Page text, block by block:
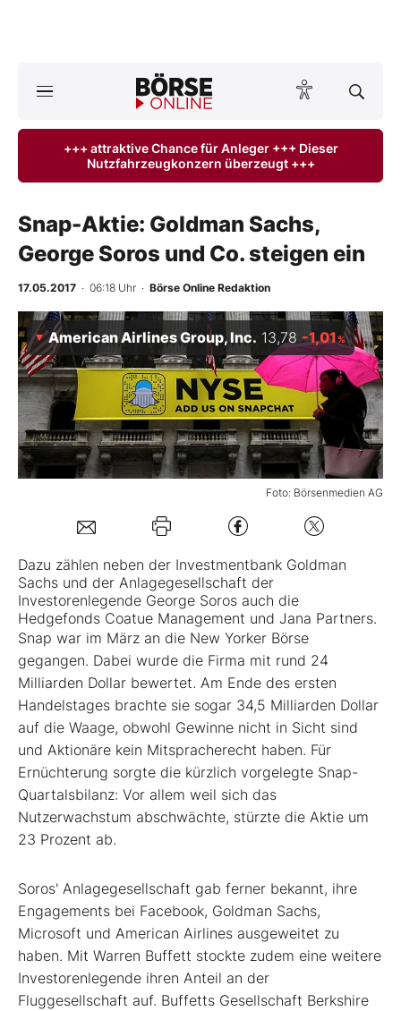
ktuelle Ausgabe BÖRSE ONLINE lesen
Anlageprodukte
Finanz-Check
BO-Musterdepots
Experten
Mein B:O
Folgen Sie uns
Kontakt
+++ attraktive Chance für Anleger +++ Dieser
Nutzfahrzeugkonzern überzeugt +++
Snap-Aktie: Goldman Sachs,
George Soros und Co. steigen ein
17.05.2017 · 06:18 Uhr · Börse Online Redaktion
Foto: Börsenmedien AG
American Airlines Group, Inc. 13,78 -1,01%
Dazu zählen neben der Investmentbank Goldman
Sachs und der Anlagegesellschaft der
Investorenlegende George Soros auch die
Hedgefonds Coatue Management und Jana Partners.
Snap war im März an die New Yorker Börse
gegangen. Dabei wurde die Firma mit rund 24
Milliarden Dollar bewertet. Am Ende des ersten
Handelstages brachte sie sogar 34,5 Milliarden Dollar
auf die Waage, obwohl Gewinne nicht in Sicht sind
und Aktionäre kein Mitspracherecht haben. Für
Ernüchterung sorgte die kürzlich vorgelegte Snap-
Quartalsbilanz: Vor allem weil sich das
Nutzerwachstum abschwächte, stürzte die Aktie um
23 Prozent ab.
Soros' Anlagegesellschaft gab ferner bekannt, ihre
Engagements bei Facebook, Goldman Sachs,
Microsoft und American Airlines ausgeweitet zu
haben. Mit Warren Buffett stockte zudem eine weitere
Investorenlegende ihren Anteil an der
Fluggesellschaft auf. Buffetts Gesellschaft Berkshire